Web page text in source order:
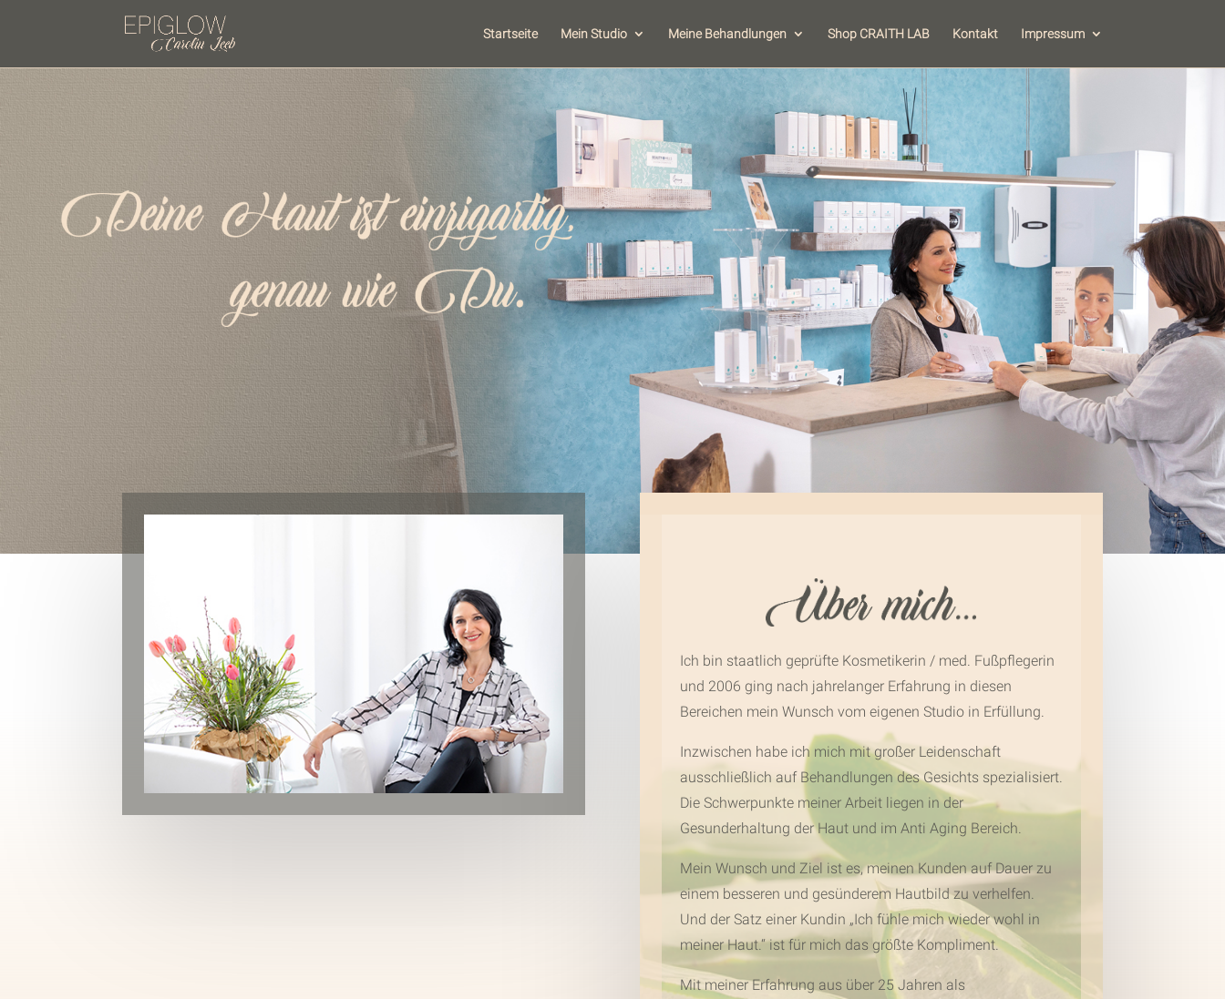
Startseite Mein Studio Meine Behandlungen Shop CRAITH LAB Kontakt Impressum
Ich bin staatlich geprüfte Kosmetikerin / med. Fußpflegerin
und 2006 ging nach jahrelanger Erfahrung in diesen
Bereichen mein Wunsch vom eigenen Studio in Erfüllung.
Inzwischen habe ich mich mit großer Leidenschaft
ausschließlich auf Behandlungen des Gesichts spezialisiert.
Die Schwerpunkte meiner Arbeit liegen in der
Gesunderhaltung der Haut und im Anti Aging Bereich.
Mein Wunsch und Ziel ist es, meinen Kunden auf Dauer zu
einem besseren und gesünderem Hautbild zu verhelfen.
Und der Satz einer Kundin „Ich fühle mich wieder wohl in
meiner Haut.“ ist für mich das größte Kompliment.
Mit meiner Erfahrung aus über 25 Jahren als